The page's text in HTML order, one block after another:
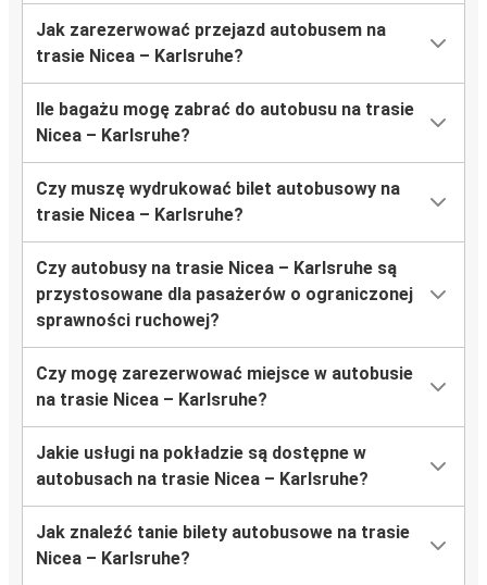
Jak zarezerwować przejazd autobusem na
trasie Nicea – Karlsruhe?
Ile bagażu mogę zabrać do autobusu na trasie
Nicea – Karlsruhe?
Czy muszę wydrukować bilet autobusowy na
trasie Nicea – Karlsruhe?
Czy autobusy na trasie Nicea – Karlsruhe są
przystosowane dla pasażerów o ograniczonej
sprawności ruchowej?
Czy mogę zarezerwować miejsce w autobusie
na trasie Nicea – Karlsruhe?
Jakie usługi na pokładzie są dostępne w
autobusach na trasie Nicea – Karlsruhe?
Jak znaleźć tanie bilety autobusowe na trasie
Nicea – Karlsruhe?